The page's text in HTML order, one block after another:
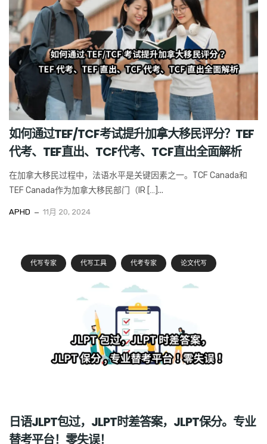
如何通过TEF/TCF考试提升加拿大移民评分？TEF
代考、TEF直出、TCF代考、TCF直出全面解析
在加拿大移民过程中，法语水平是关键因素之一。TCF Canada和
TEF Canada作为加拿大移民部门（IR […]...
APHD 11月 20, 2024
代写专家 代写工具 代考专家 论文代写
日语JLPT包过，JLPT时差答案，JLPT保分。专业
替考平台！零失误！